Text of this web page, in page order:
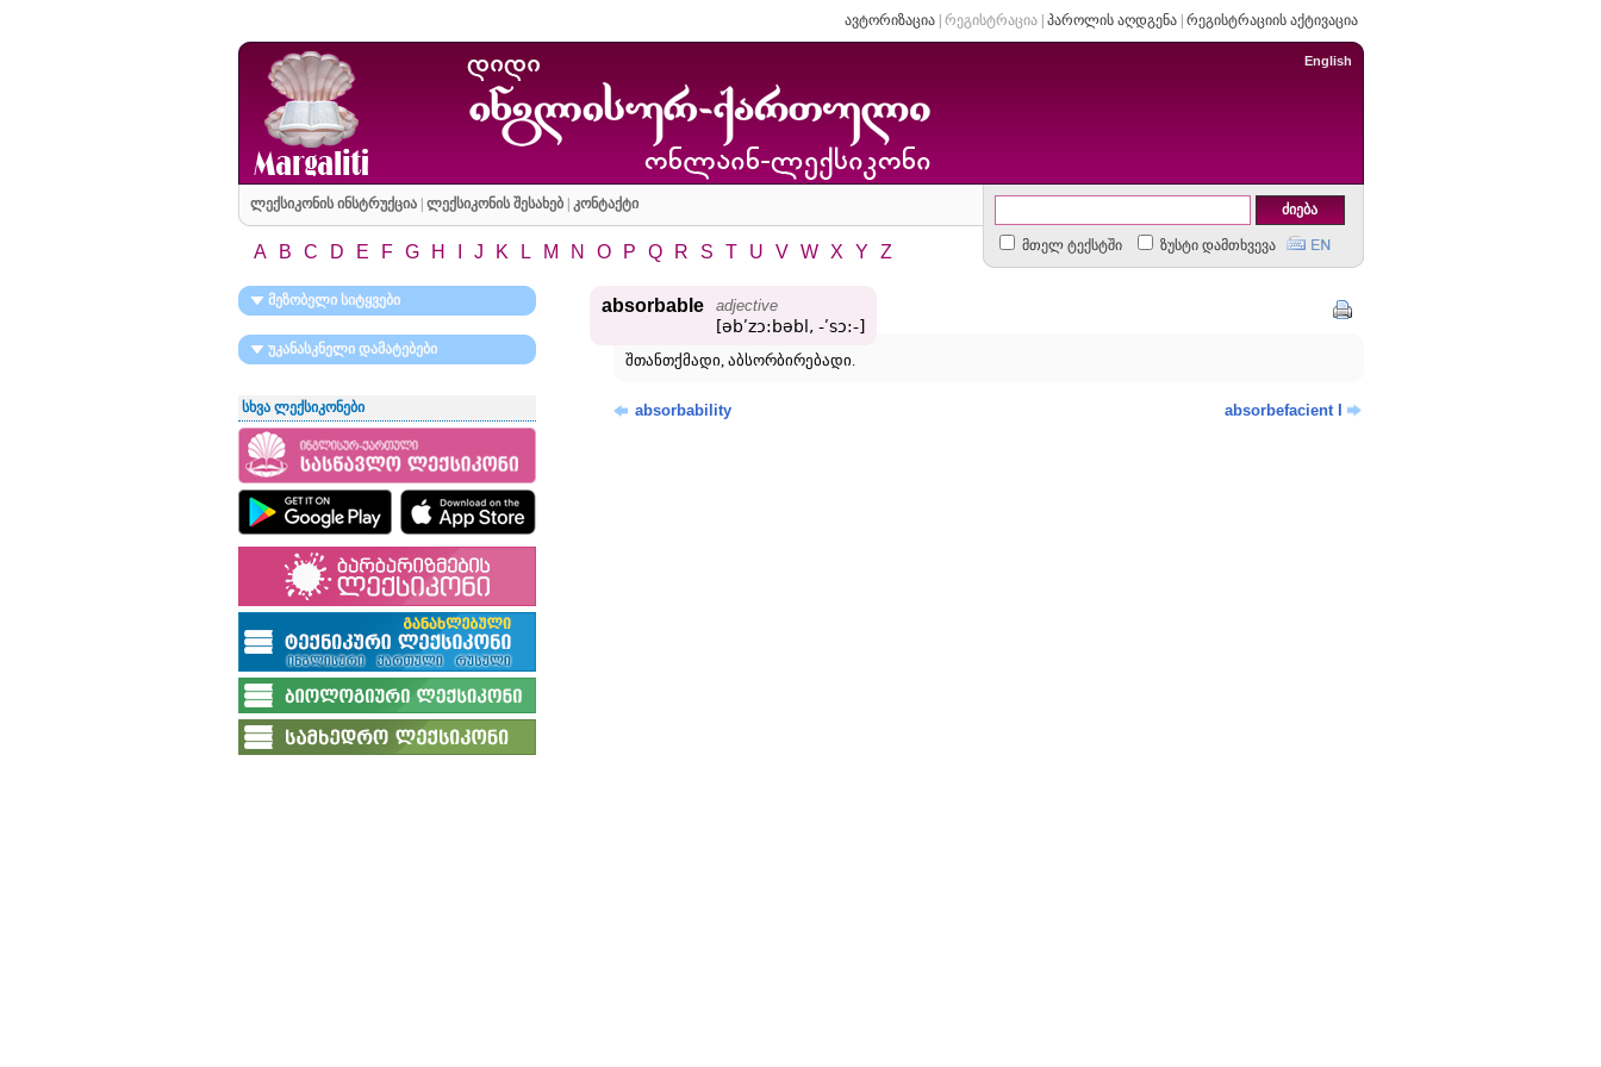
ავტორიზაცია| რეგისტრაცია| პაროლის აღდგენა| რეგისტრაციის აქტივაცია
English
ლექსიკონის ინსტრუქცია| ლექსიკონის შესახებ| კონტაქტი
მთელ ტექსტში ზუსტი დამთხვევა
A B C D E F G H J K L M N O P Q R S T U V W X Y Z
მეზობელი სიტყვები
უკანასკნელი დამატებები
სხვა ლექსიკონები
absorbable adjective
[əbʹzɔ:bəbl, -ʹsɔ:-]
შთანთქმადი, აბსორბირებადი.
absorbability absorbefacient I